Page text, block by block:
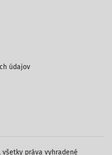
všetky práva vyhradené
údajov